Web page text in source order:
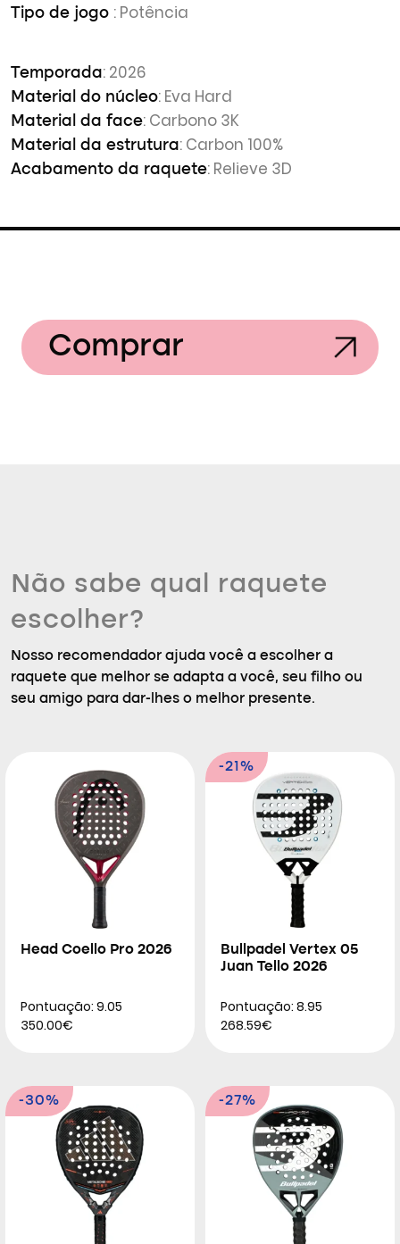
Tipo de jogo : Potência
Temporada: 2026
Material do núcleo: Eva Hard
Material da face: Carbono 3K
Material da estrutura: Carbon 100%
Acabamento da raquete: Relieve 3D
Comprar
Não sabe qual raquete
escolher?
Nosso recomendador ajuda você a escolher a
raquete que melhor se adapta a você, seu filho ou
seu amigo para dar-lhes o melhor presente.
Head Coello Pro 2026
Pontuação: 9.05
350.00€
-21%
Bullpadel Vertex 05
Juan Tello 2026
Pontuação: 8.95
268.59€
-30% -27%